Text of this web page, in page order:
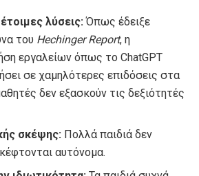
λύσεις: Όπως έδειξε
του Hechinger Report, η
εργαλείων όπως το ChatGPT
σε χαμηλότερες επιδόσεις στα
δεν εξασκούν τις δεξιότητές
σκέψης: Πολλά παιδιά δεν
αυτόνομα.